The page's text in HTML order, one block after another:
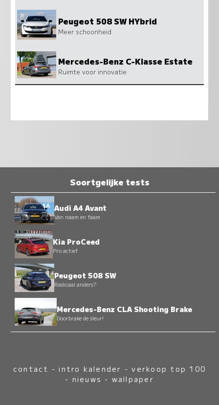
Peugeot 508 SW HYbrid
Meer schoonheid
Mercedes-Benz C-Klasse Estate
Ruimte voor innovatie
Soortgelijke tests
Audi A4 Avant
Van naam en faam
Kia ProCeed
Pro actief
Peugeot 508 SW
Radicaal anders?
Mercedes-Benz CLA Shooting Brake
Doorbrake de sleur!
contact -intro kalender -verkoop top 100
- nieuws - wallpaper